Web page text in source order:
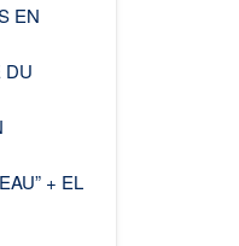
EN
DU
+ EL